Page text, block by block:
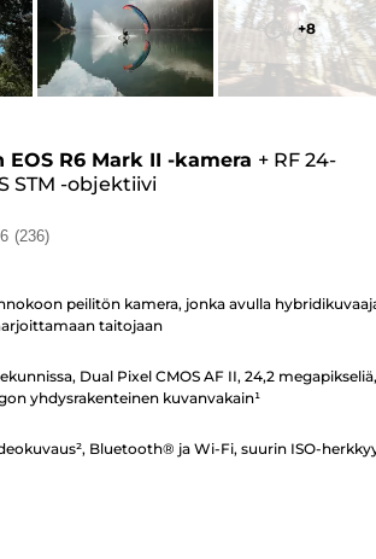
+8
EOS R6 Mark II -kamera + RF 24-
STM -objektiivi
(236)
peilitön kamera, jonka avulla
taitojaan
Dual Pixel CMOS AF II, 24,2
yhdysrakenteinen kuvanvakain¹
Bluetooth® ja Wi-Fi, suurin ISO-